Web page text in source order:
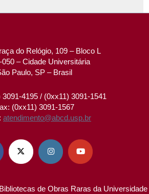
do Relógio, 109 – Bloco L
050 – Cidade Universitária
Paulo, SP – Brasil
3091-4195 / (0xx11) 3091-1541
(0xx11) 3091-1567
atendimento@abcd.usp.br
  
de Obras Raras da Universidade